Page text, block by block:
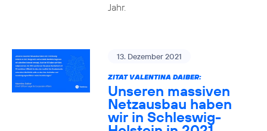
Jahr.
13. Dezember 2021
ZITAT VALENTINA DAIBER:
Unseren massiven
Netzausbau haben
wir in Schleswig-